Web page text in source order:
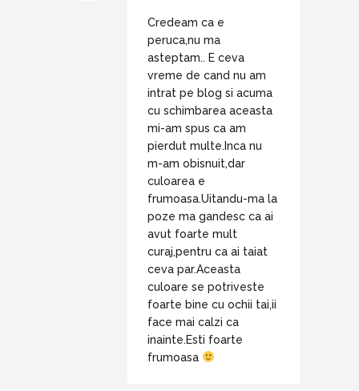
Credeam ca e
peruca,nu ma
asteptam.. E ceva
vreme de cand nu am
intrat pe blog si acuma
cu schimbarea aceasta
mi-am spus ca am
pierdut multe.Inca nu
m-am obisnuit,dar
culoarea e
frumoasa.Uitandu-ma la
poze ma gandesc ca ai
avut foarte mult
curaj,pentru ca ai taiat
ceva par.Aceasta
culoare se potriveste
foarte bine cu ochii tai,ii
face mai calzi ca
inainte.Esti foarte
frumoasa